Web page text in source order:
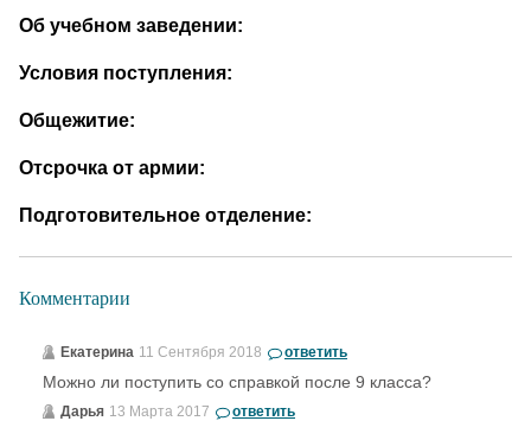
Об учебном заведении:
Условия поступления:
Общежитие:
Отсрочка от армии:
Подготовительное отделение:
Комментарии
Екатерина 11 Сентября 2018 ответить
Можно ли поступить со справкой после 9 класса?
Дарья 13 Марта 2017 ответить